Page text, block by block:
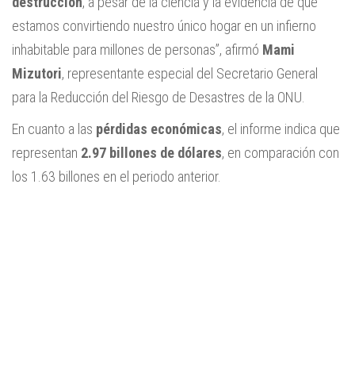
estamos convirtiendo nuestro único hogar en un infierno
inhabitable para millones de personas”, afirmó Mami
Mizutori, representante especial del Secretario General
para la Reducción del Riesgo de Desastres de la ONU.
En cuanto a las pérdidas económicas, el informe indica que
representan 2.97 billones de dólares, en comparación con
los 1.63 billones en el periodo anterior.